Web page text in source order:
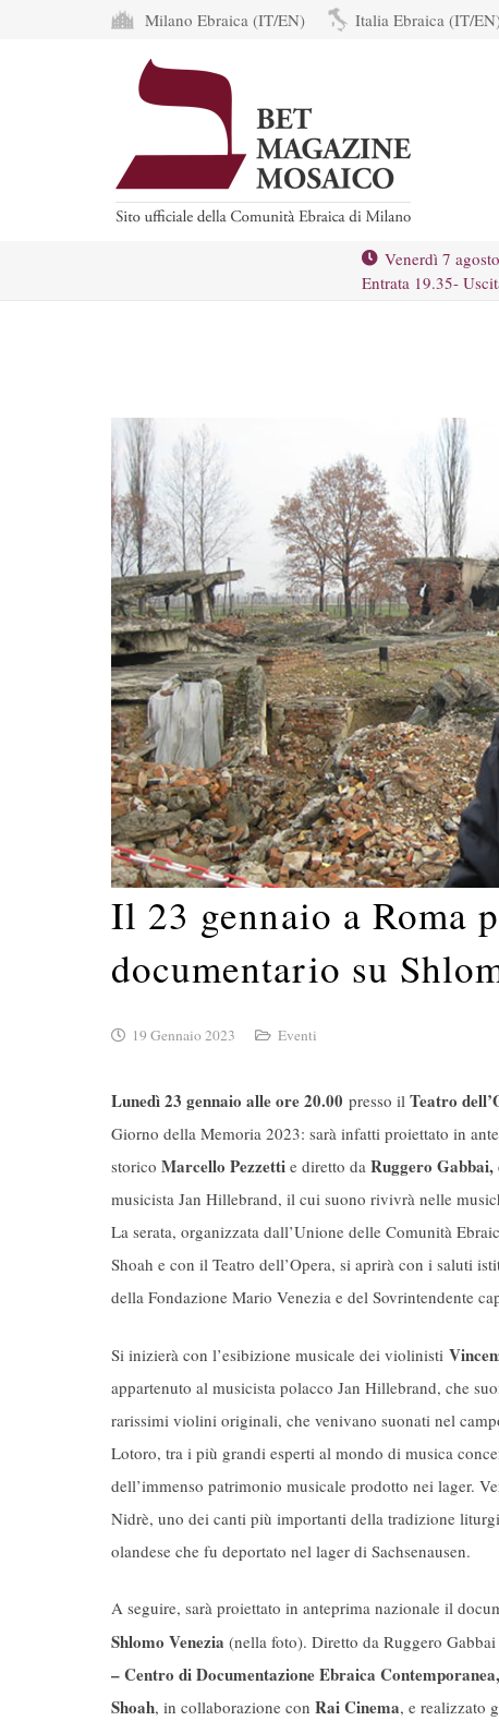
Milano Ebraica (IT/EN) Italia Ebraica (IT/
Venerdì 7
Entrata 19.35-
Il 23 gennaio a Roma
documentario su
19 Gennaio 2023 Eventi
Lunedì 23 gennaio alle ore 20.00 presso il Teatro
Giorno della Memoria 2023: sarà infatti proiettato in
storico Marcello Pezzetti e diretto da Ruggero Gabbai,
musicista Jan Hillebrand, il cui suono rivivrà nelle
La serata, organizzata dall’Unione delle Comunità
Shoah e con il Teatro dell’Opera, si aprirà con i saluti
della Fondazione Mario Venezia e del Sovrintendente
Si inizierà con l’esibizione musicale dei violinisti
appartenuto al musicista polacco Jan Hillebrand, che
rarissimi violini originali, che venivano suonati nel
Lotoro, tra i più grandi esperti al mondo di musica
dell’immenso patrimonio musicale prodotto nei lager.
Nidrè, uno dei canti più importanti della tradizione
olandese che fu deportato nel lager di Sachsenausen.
A seguire, sarà proiettato in anteprima nazionale il
Shlomo Venezia (nella foto). Diretto da Ruggero
– Centro di Documentazione Ebraica Contemporanea,
Shoah, in collaborazione con Rai Cinema, e realizzato